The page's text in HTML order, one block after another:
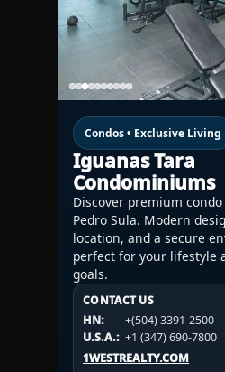
Condos • Exclusive Living
Iguanas Tara
Condominiums
Discover premium
Pedro Sula. Modern
location, and a secure
perfect for your lifestyle
goals.
CONTACT US
HN:
+(504) 3391-2500
U.S.A.: +1 (347) 690-7800
1WESTREALTY.COM
CONTACT US
HN:
+(504) 3391-2500
U.S.A.:
+1 (984) 246-2100
1WESTREALTY.COM
CONTACT US
HN:
+(504) 3391-2500
U.S.A.: +1 (984) 246-2100
1WESTREALTY.COM